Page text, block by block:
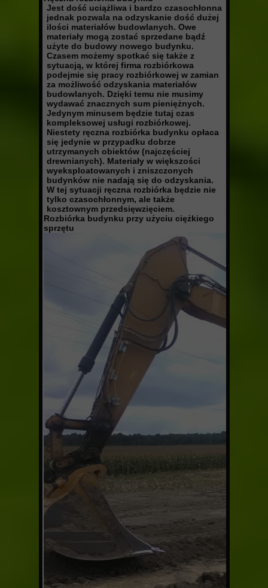
Jest dość uciążliwa i bardzo czasochłonna
jednak pozwala na odzyskanie dość dużej
ilości materiałów budowlanych. Owe
materiały mogą zostać sprzedane bądź
użyte do budowy nowego budynku.
Czasem możemy spotkać się także z
sytuacją, w której firma rozbiórkowa
podejmie się pracy rozbiórkowej w zamian
za możliwość odzyskania materiałów
budowlanych. Dzięki temu nie musimy
wydawać znacznych sum pieniężnych.
Jedynym minusem będzie tutaj czas
kompleksowej usługi rozbiórkowej.
Niestety ręczna rozbiórka budynku opłaca
się jedynie w przypadku dobrze
utrzymanych obiektów (najczęściej
drewnianych). Materiały w większości
wyeksploatowanych i zniszczonych
budynków nie nadają się do odzyskania.
W tej sytuacji ręczna rozbiórka będzie nie
tylko czasochłonnym, ale także
kosztownym przedsięwzięciem.
Rozbiórka budynku przy użyciu ciężkiego
sprzętu